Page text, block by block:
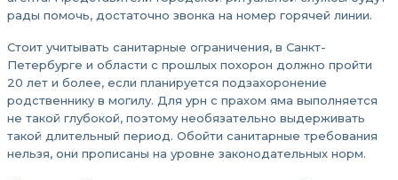
рады помочь, достаточно звонка на номер горячей линии.
Стоит учитывать санитарные ограничения, в Санкт-
Петербурге и области с прошлых похорон должно пройти
20 лет и более, если планируется подзахоронение
родственнику в могилу. Для урн с прахом яма выполняется
не такой глубокой, поэтому необязательно выдерживать
такой длительный период. Обойти санитарные требования
нельзя, они прописаны на уровне законодательных норм.